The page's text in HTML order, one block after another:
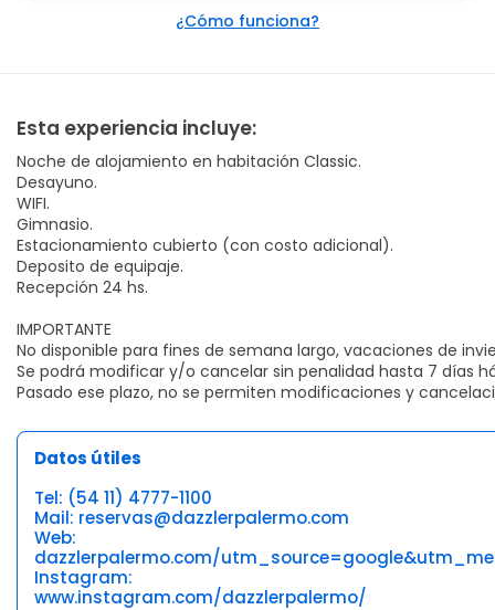
¿Cómo funciona?
Esta experiencia incluye:
Noche de alojamiento en habitación Classic.
Desayuno.
WIFI.
Gimnasio.
Estacionamiento cubierto (con costo adicional).
Deposito de equipaje.
Recepción 24 hs.
IMPORTANTE
No disponible para fines de semana largo, vacaciones de
Se podrá modificar y/o cancelar sin penalidad hasta 7 días
Pasado ese plazo, no se permiten modificaciones y
Datos útiles
Tel: (54 11) 4777-1100
Mail: reservas@dazzlerpalermo.com
Web:
dazzlerpalermo.com/
Instagram:
www.instagram.com/dazzlerpalermo/